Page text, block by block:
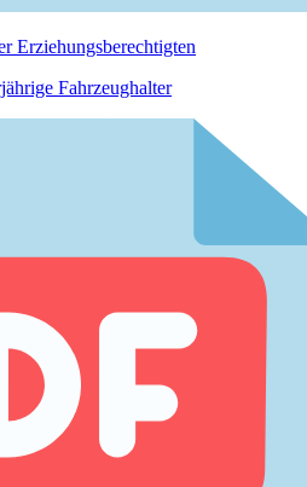
Erziehungs­berechtigten
Fahrzeughalter